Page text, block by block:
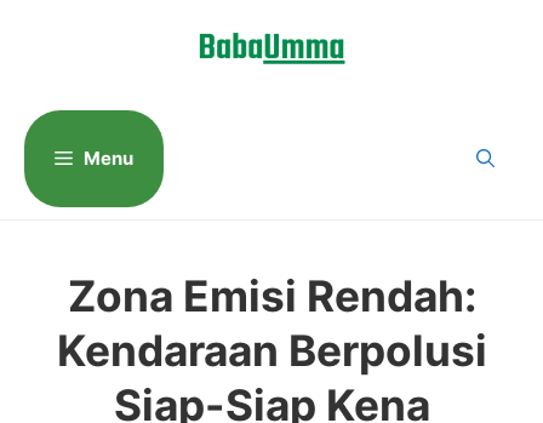
Menu
Zona Emisi Rendah:
Kendaraan Berpolusi
Siap-Siap Kena